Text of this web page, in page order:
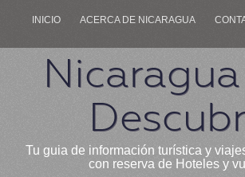
INICIO ACERCA DE NICARAGUA
Tu guia de información turística y
con reserva de Hoteles y